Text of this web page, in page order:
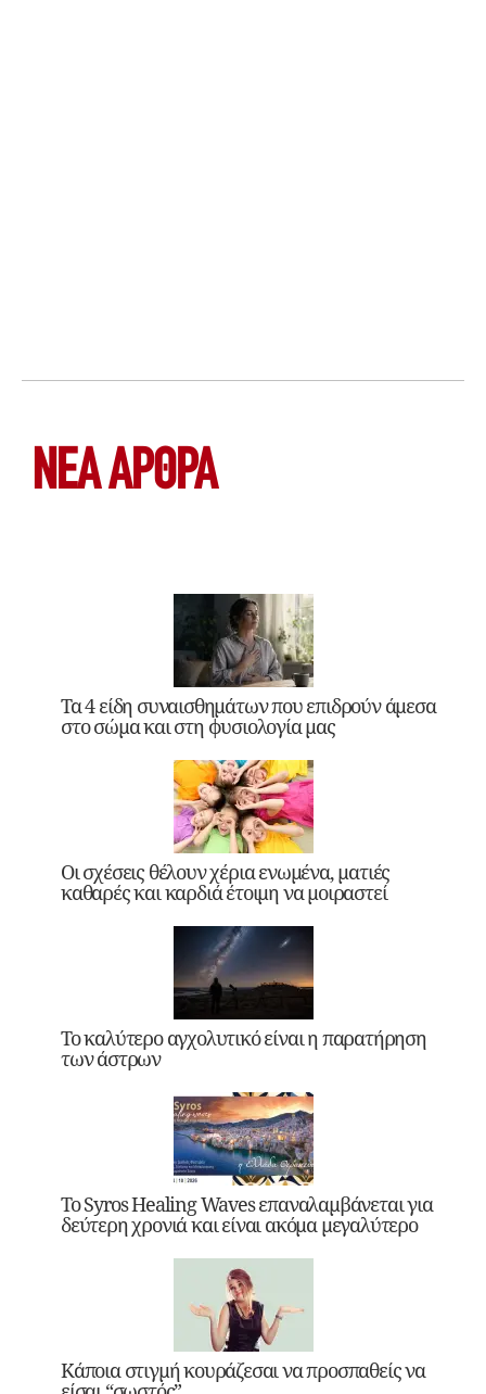
ΝΕΑ ΆΡΘΡΑ
Τα 4 είδη συναισθημάτων που επιδρούν άμεσα
στο σώμα και στη φυσιολογία μας
Οι σχέσεις θέλουν χέρια ενωμένα, ματιές
καθαρές και καρδιά έτοιμη να μοιραστεί
Το καλύτερο αγχολυτικό είναι η παρατήρηση
των άστρων
Το Syros Healing Waves επαναλαμβάνεται για
δεύτερη χρονιά και είναι ακόμα μεγαλύτερο
Κάποια στιγμή κουράζεσαι να προσπαθείς να